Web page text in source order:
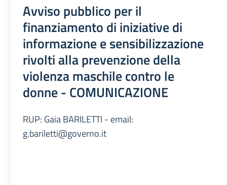
Avviso pubblico per il
finanziamento di iniziative di
informazione e sensibilizzazione
rivolti alla prevenzione della
violenza maschile contro le
donne - COMUNICAZIONE
RUP: Gaia BARILETTI - email:
g.bariletti@governo.it